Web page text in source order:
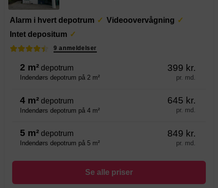
Alarm i hvert depotrum
Videoovervågning
Intet depositum
9 anmeldelser
2 m² depotrum
Indendørs depotrum på 2 m²
399 kr.
pr. md.
4 m² depotrum
Indendørs depotrum på 4 m²
645 kr.
pr. md.
5 m² depotrum
Indendørs depotrum på 5 m²
849 kr.
pr. md.
Se alle priser